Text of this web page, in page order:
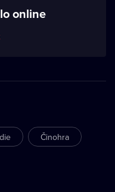
online
Činohra